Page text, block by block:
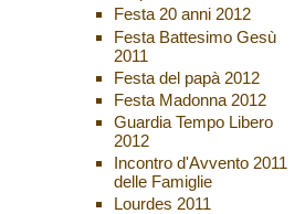
Festa 20 anni 2012
Festa Battesimo Gesù
2011
Festa del papà 2012
Festa Madonna 2012
Guardia Tempo Libero
2012
Incontro d'Avvento 2011
delle Famiglie
Lourdes 2011